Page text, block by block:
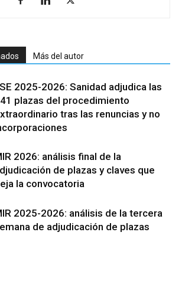
Más del autor
2025-2026: Sanidad adjudica las
plazas del procedimiento
tras las renuncias y no
2026: análisis final de la
de plazas y claves que
la convocatoria
2025-2026: análisis de la tercera
de adjudicación de plazas